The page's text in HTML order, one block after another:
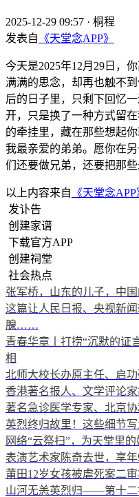
2025-12-29 09:57 · 桐程
发表自 《天堂念APP》
今天是2025年12月29日，
满满的思念，却再也触不
后的日子里，只剩下回忆
开，只是换了一种方式留
的牵挂里，藏在那些想起
我最亲爱的弟弟。愿你在
们还要做兄弟，还要把那
以上内容来自 《天堂念APP
发讣告
创建家谱
下载官方APP
创建祠堂
社会热点
张军桥，山东的儿子，中国
这篇让人民日报、央视新
腺……
青春华章丨打捞“沉默的证
相
北师大校长办原主任、启
香港著名报人、文学评论
著名急诊医学专家、北京
英烈终归故里！这些细节
网络“云祭扫”，为天堂里
表演艺术家陈奇去世，享
莆田12岁女孩被虐死案二
山河无恙英烈归——第十二